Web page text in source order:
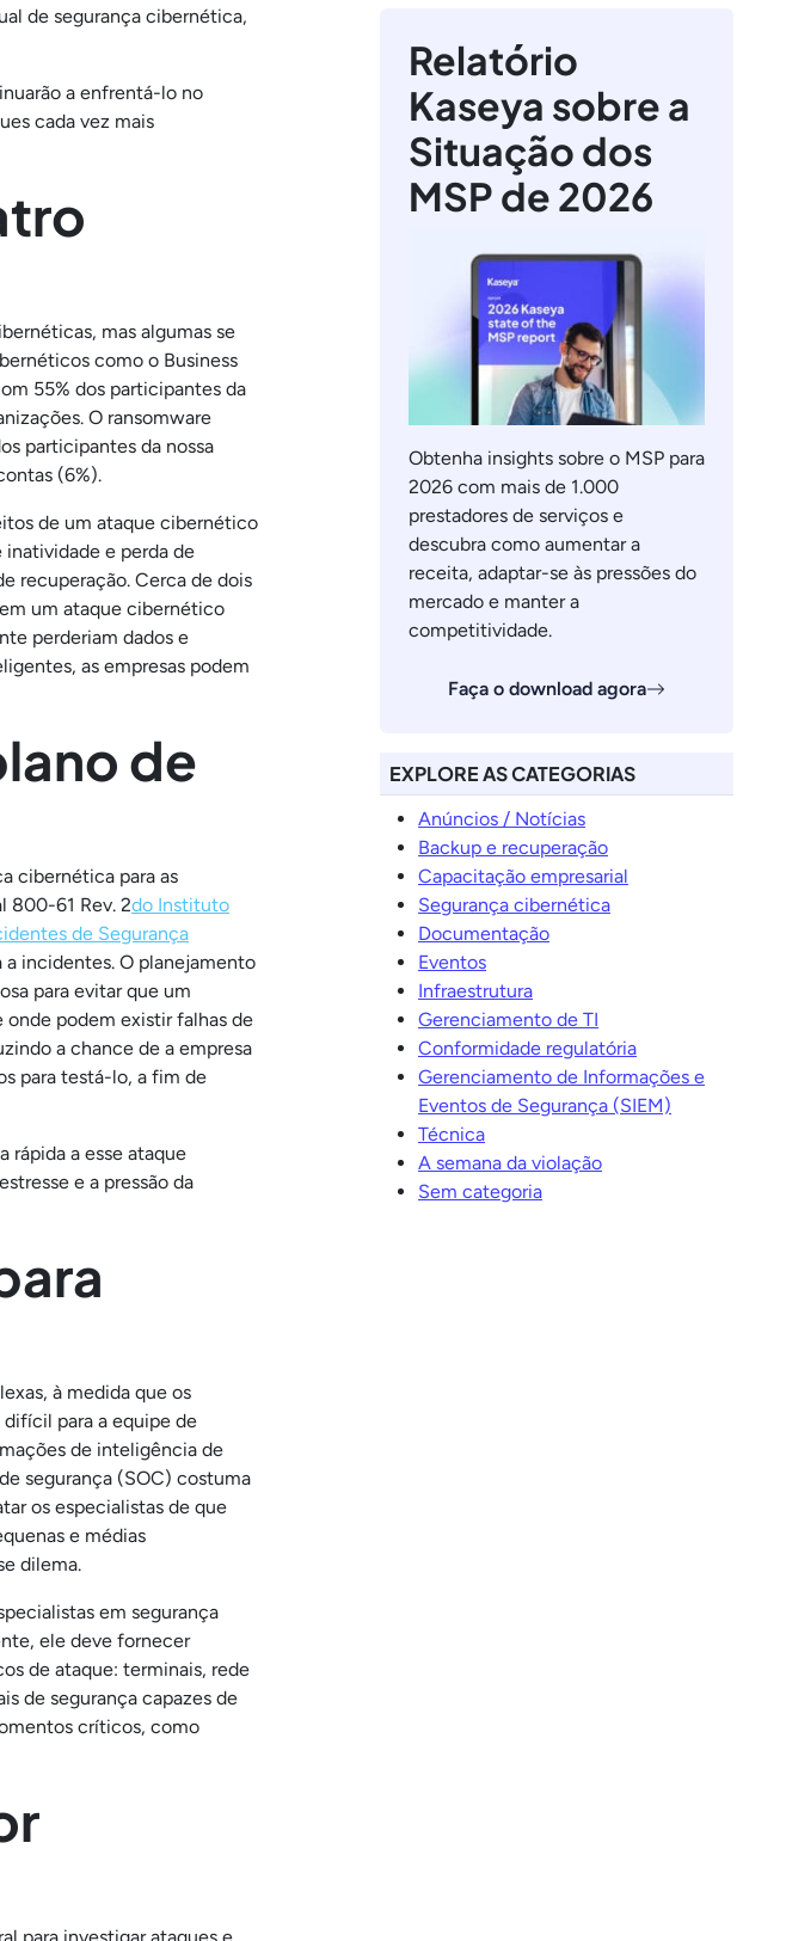
de segurança cibernética,
a enfrentá-lo no
cada vez mais
mas algumas se
como o Business
55% dos participantes da
O ransomware
participantes da nossa
(6%).
de um ataque cibernético
e perda de
recuperação. Cerca de dois
um ataque cibernético
perderiam dados e
as empresas podem
de
cibernética para as
800-61 Rev. 2do Instituto
de Segurança
a incidentes. O planejamento
para evitar que um
onde podem existir falhas de
a chance de a empresa
para testá-lo, a fim de
rápida a esse ataque
e a pressão da
à medida que os
para a equipe de
de inteligência de
segurança (SOC) costuma
os especialistas de que
e médias
dilema.
em segurança
ele deve fornecer
de ataque: terminais, rede
de segurança capazes de
críticos, como
Relatório
Kaseya sobre a
Situação dos
MSP de 2026
Obtenha insights sobre o MSP para
2026 com mais de 1.000
prestadores de serviços e
descubra como aumentar a
receita, adaptar-se às pressões do
mercado e manter a
competitividade.
Faça o download agora
EXPLORE AS CATEGORIAS
Anúncios / Notícias
Backup e recuperação
Capacitação empresarial
Segurança cibernética
Documentação
Eventos
Infraestrutura
Gerenciamento de TI
Conformidade regulatória
Gerenciamento de Informações e
Eventos de Segurança (SIEM)
Técnica
A semana da violação
Sem categoria